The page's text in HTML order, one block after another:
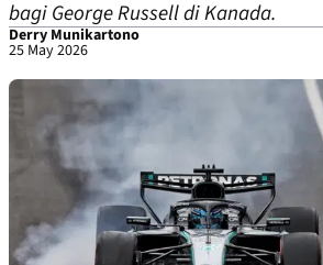
bagi George Russell di Kanada.
Derry Munikartono
25 May 2026